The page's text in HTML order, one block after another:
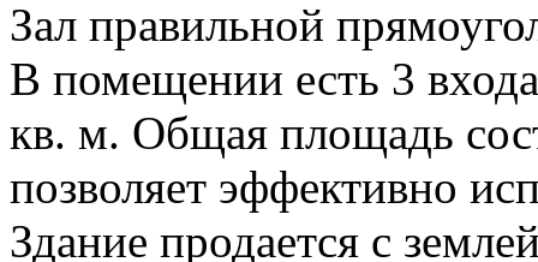
Зал правильной
В помещении есть 3
кв. м. Общая плoщaдь
позволяет эффективно
Здание продается с